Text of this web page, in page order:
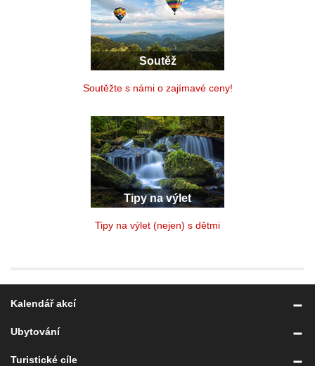
Soutěž
Soutěžte s námi o zajímavé ceny!
Tipy na výlet
Tipy na výlet (nejen) s dětmi
Kalendář akcí
Ubytování
Turistické cíle